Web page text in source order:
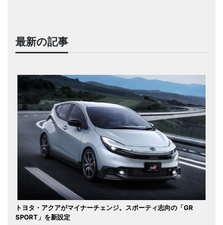
最新の記事
トヨタ・アクアがマイナーチェンジ。スポーティ志向の「GR
SPORT」を新設定